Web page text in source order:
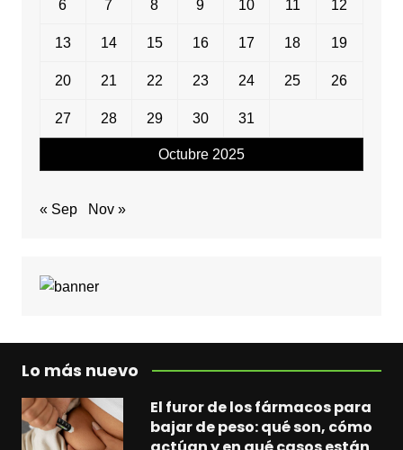
Octubre 2025
6 7 8 9 10 11 12
13 14 15 16 17 18 19
20 21 22 23 24 25 26
27 28 29 30 31
« Sep Nov »
Lo más nuevo
El furor de los fármacos para
bajar de peso: qué son, cómo